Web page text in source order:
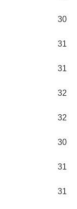
30
31
31
32
32
30
31
31